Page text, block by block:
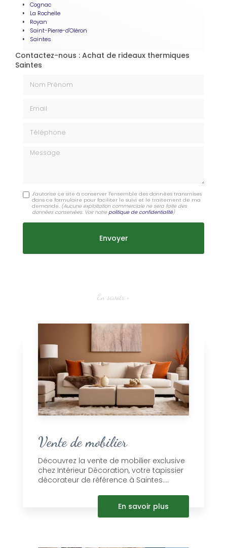
Cognac
La Rochelle
Royan
Saint-Pierre-d'Oléron
Saintes
Contactez-nous : Achat de rideaux thermiques
Saintes
Message
J'autorise ce site à conserver l'ensemble des données transmises
dans ce formulaire pour faciliter le suivi et le traitement de ma
demande. (Aucune exploitation commerciale ne sera faite des
données conservées. Voir notrepolitique de confidentialité)
En savoir +
Vente de mobilier
Découvrez la vente de mobilier exclusive
chez Intérieur Décoration, votre tapissier
décorateur de référence à Saintes....
En savoir plus